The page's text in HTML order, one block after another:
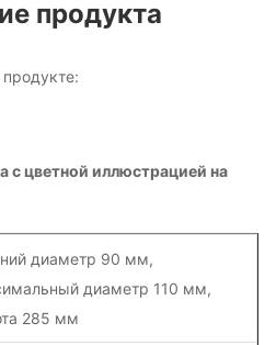
продукта
с цветной иллюстрацией на
диаметр 90 мм,
диаметр 110 мм,
285 мм